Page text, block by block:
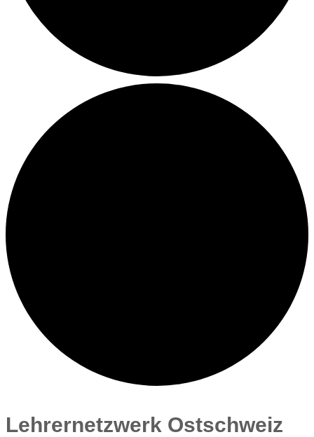
Lehrernetzwerk Ostschweiz